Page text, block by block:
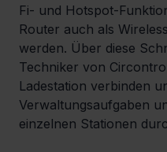
Fi- und Hotspot-
Router auch als
werden. Über diese
Techniker von
Ladestation verbinden
Verwaltungsaufgaben
einzelnen Stationen